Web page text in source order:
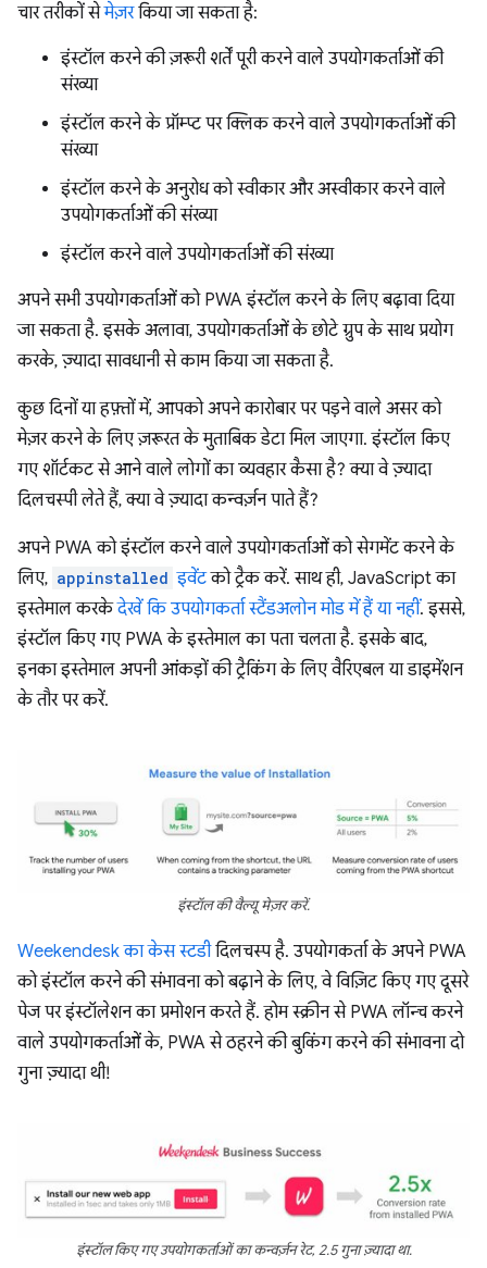
चार तरीकों सेमेज़रकिया जा सकता है:
इंस्टॉल करने की ज़रूरी शर्तें पूरी करने वाले उपयोगकर्ताओं की
संख्या
इंस्टॉल करने के प्रॉम्प्ट पर क्लिक करने वाले उपयोगकर्ताओं की
संख्या
इंस्टॉल करने के अनुरोध को स्वीकार और अस्वीकार करने वाले
उपयोगकर्ताओं की संख्या
इंस्टॉल करने वाले उपयोगकर्ताओं की संख्या
अपने सभी उपयोगकर्ताओं को PWA इंस्टॉल करने के लिए बढ़ावा दिया
जा सकता है. इसके अलावा, उपयोगकर्ताओं के छोटे ग्रुप के साथ प्रयोग
करके, ज़्यादा सावधानी से काम किया जा सकता है.
कुछ दिनों या हफ़्तों में, आपको अपने कारोबार पर पड़ने वाले असर को
मेज़र करने के लिए ज़रूरत के मुताबिक डेटा मिल जाएगा. इंस्टॉल किए
गए शॉर्टकट से आने वाले लोगों का व्यवहार कैसा है? क्या वे ज़्यादा
दिलचस्पी लेते हैं, क्या वे ज़्यादा कन्वर्ज़न पाते हैं?
अपने PWA को इंस्टॉल करने वाले उपयोगकर्ताओं को सेगमेंट करने के
लिए, appinstalled इवेंटको ट्रैक करें. साथ ही, JavaScript का
इस्तेमाल करकेदेखें कि उपयोगकर्ता स्टैंडअलोन मोड में हैं या नहीं. इससे,
इंस्टॉल किए गए PWA के इस्तेमाल का पता चलता है. इसके बाद,
इनका इस्तेमाल अपनी आंकड़ों की ट्रैकिंग के लिए वैरिएबल या डाइमेंशन
के तौर पर करें.
इंस्टॉल की वैल्यू मेज़र करें.
Weekendesk का केस स्टडीदिलचस्प है. उपयोगकर्ता के अपने PWA
को इंस्टॉल करने की संभावना को बढ़ाने के लिए, वे विज़िट किए गए दूसरे
पेज पर इंस्टॉलेशन का प्रमोशन करते हैं. होम स्क्रीन से PWA लॉन्च करने
वाले उपयोगकर्ताओं के, PWA से ठहरने की बुकिंग करने की संभावना दो
गुना ज़्यादा थी!
इंस्टॉल किए गए उपयोगकर्ताओं का कन्वर्ज़न रेट, 2.5 गुना ज़्यादा था.